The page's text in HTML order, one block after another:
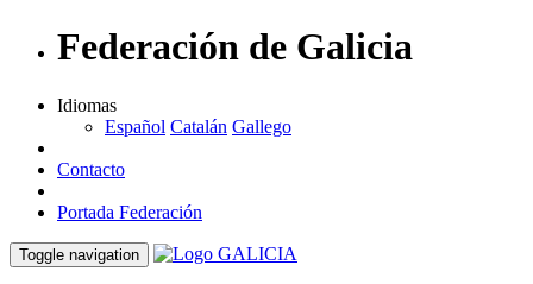
Federación de Galicia
Idiomas
Español Catalán Gallego
Contacto
Portada Federación
Toggle navigation